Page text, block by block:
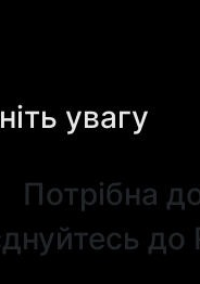
увагу
Потрібна
до